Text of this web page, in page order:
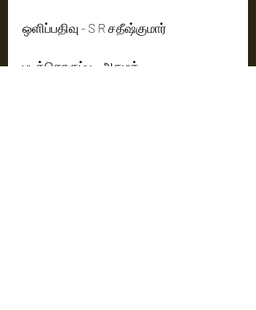
ஒளிப்பதிவு - S R சதீஷ்குமார்
படத்தொகுப்பு - அகமத்